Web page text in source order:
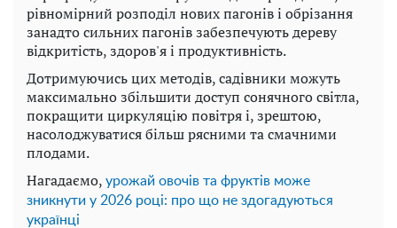
рівномірний розподіл нових пагонів і обрізання
занадто сильних пагонів забезпечують дереву
відкритість, здоров'я і продуктивність.
Дотримуючись цих методів, садівники можуть
максимально збільшити доступ сонячного світла,
покращити циркуляцію повітря і, зрештою,
насолоджуватися більш рясними та смачними
плодами.
Нагадаємо, урожай овочів та фруктів може
зникнути у 2026 році: про що не здогадуються
українці